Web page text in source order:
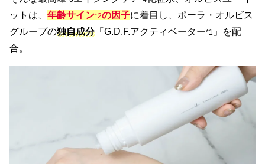
ットは、 年齢サイン*2の因子に着目し、ポーラ・オルビス
グループの独自成分「G.D.F.アクティベーター*1 」を配
合。